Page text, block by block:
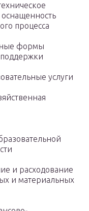
процесса
формы
услуги
и расходование
и материальных